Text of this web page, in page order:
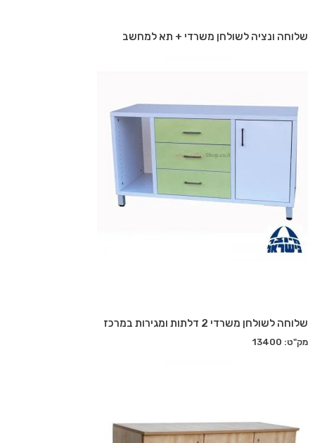
שלוחה ונציה לשולחן משרדי + תא למחשב
שלוחה לשולחן משרדי 2 דלתות ומגירות במרכז
מק"ט: 13400